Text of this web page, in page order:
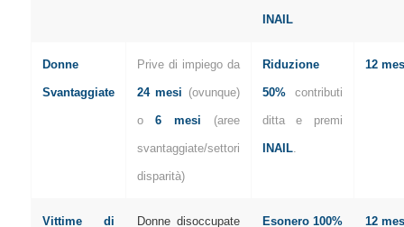
INAIL
Donne
Svantaggiate
Prive di impiego da
24 mesi (ovunque)
o6 mesi (aree
svantaggiate/settori
disparità)
Riduzione
50%contributi
ditta e premi
INAIL.
12
Vittime di Donne disoccupate Esonero 100% 12